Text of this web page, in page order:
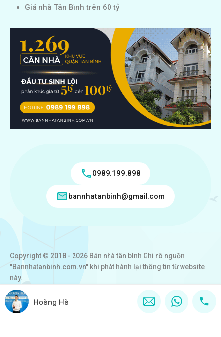
Giá nhà Tân Bình trên 60 tỷ
0989.199.898
bannhatanbinh@gmail.com
Copyright © 2018 - 2026 Bán nhà tân bình Ghi rõ nguồn
"Bannhatanbinh.com.vn" khi phát hành lại thông tin từ website
này.
VICTORY REAL
Hoàng Hà